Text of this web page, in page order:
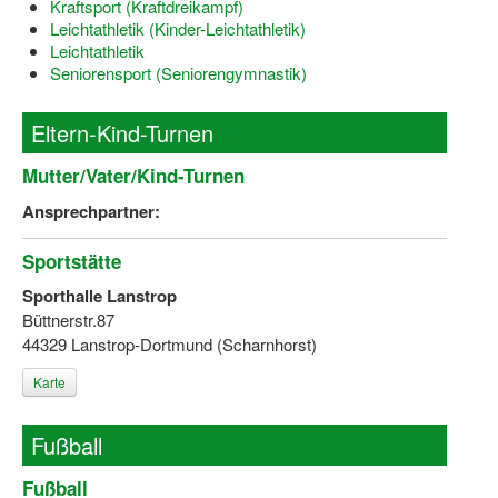
Dortmund lernt Schwimmen
Mädchen in Mannschaftssportarten
Bewegungszwerge
Bewegungskindergarten
Sportgutschein 4.0
SportartCheck
Sport im Ganztag
Sport vor Ort
Integration durch Sport
NRW bewegt seine KINDER!
Kraftsport (Kraftdreikampf)
Leichtathletik (Kinder-Leichtathletik)
Leichtathletik
Seniorensport (Seniorengymnastik)
Eltern-Kind-Turnen
Mutter/Vater/Kind-Turnen
Ansprechpartner:
Sportstätte
Sporthalle Lanstrop
Büttnerstr.87
44329 Lanstrop-Dortmund (Scharnhorst)
Karte
Fußball
Fußball